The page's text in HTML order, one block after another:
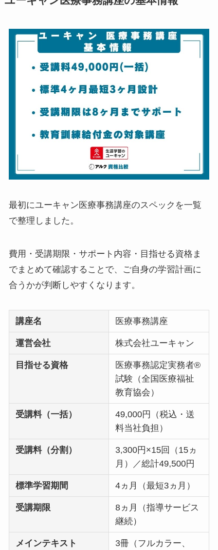
最初にユーキャン医療事務講座のスペックを一覧
で整理しました。
費用・受講期限・サポート内容・目指せる資格ま
でまとめて確認することで、ご自身の学習計画に
合うかが判断しやすくなります。
講座名 医療事務講座
運営会社 株式会社ユーキャン
目指せる資格
医療事務認定実務者®
試験（全国医療福祉
教育協会）
受講料（一括）
49,000円（税込・送
料当社負担）
受講料（分割）
3,300円×15回（15ヵ
月）／総計49,500円
標準学習期間 4ヵ月（最短3ヵ月）
受講期限
8ヵ月（指導サービス
継続）
メインテキスト
3冊（フルカラー、